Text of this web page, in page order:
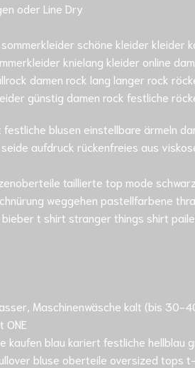
oder Line Dry
schöne kleider
knielang kleider online
damen rock lang langer rock
günstig damen rock festliche
blusen einstellbare ärmeln
aufdruck rückenfreies aus
taillierte top mode
weggehen pastellfarbene
t shirt stranger things shirt
Maschinenwäsche kalt (bis 30-
ONE
kaufen blau kariert festliche
bluse oberteile oversized